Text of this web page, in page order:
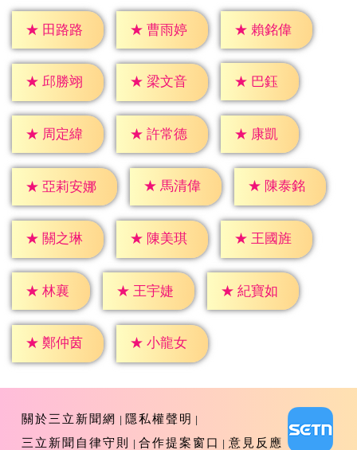
★ 田路路 ★ 曹雨婷 ★ 賴銘偉
★ 邱勝翊 ★ 梁文音 ★ 巴鈺
★ 周定緯 ★ 許常德 ★ 康凱
★ 亞莉安娜 ★ 馬清偉 ★ 陳泰銘
★ 關之琳 ★ 陳美琪 ★ 王國旌
★ 林襄 ★ 王宇婕 ★ 紀寶如
★ 鄭仲茵 ★ 小龍女
關於三立新聞網
隱私權聲明
三立新聞自律守則
合作提案窗口 意見反應